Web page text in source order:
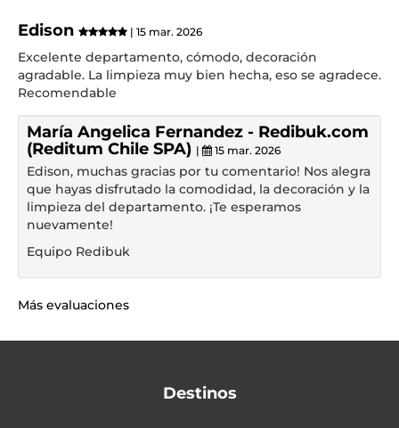
Edison | 15 mar. 2026
Excelente departamento, cómodo, decoración
agradable. La limpieza muy bien hecha, eso se agradece.
Recomendable
María Angelica Fernandez - Redibuk.com
(Reditum Chile SPA) | 15 mar. 2026
Edison, muchas gracias por tu comentario! Nos alegra
que hayas disfrutado la comodidad, la decoración y la
limpieza del departamento. ¡Te esperamos
nuevamente!
Equipo Redibuk
Más evaluaciones
Destinos